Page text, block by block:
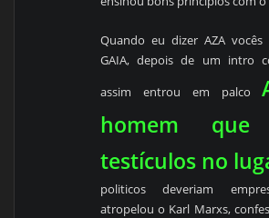
Quando eu dizer AZA vocês
GAIA, depois de um intro
assim entrou em palco
homem
testículos no
politicos deveriam
atropelou o Karl Marxs,